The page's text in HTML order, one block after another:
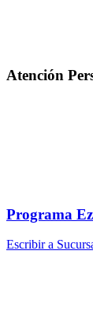
Atención
Programa
Escribir a